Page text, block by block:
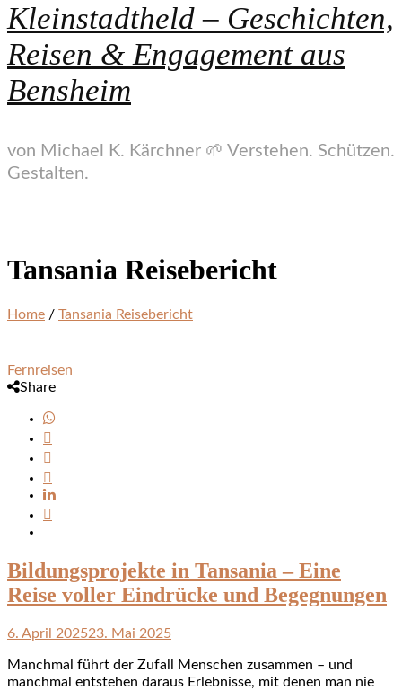
Kleinstadtheld – Geschichten,
Reisen & Engagement aus
Bensheim
von Michael K. Kärchner 🌱 Verstehen. Schützen.
Gestalten.
Tansania Reisebericht
Home / Tansania Reisebericht
Fernreisen
Share
Bildungsprojekte in Tansania – Eine
Reise voller Eindrücke und Begegnungen
6. April 202523. Mai 2025
Manchmal führt der Zufall Menschen zusammen – und
manchmal entstehen daraus Erlebnisse, mit denen man nie